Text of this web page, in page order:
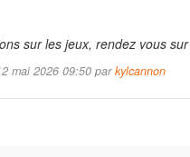
sur les jeux, rendez vous
mai 2026 09:50 parkylcannon